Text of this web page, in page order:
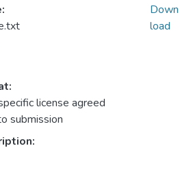
license agreed
submission
Down
load